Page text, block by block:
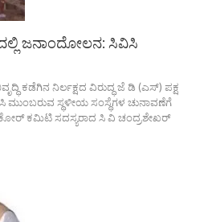
ಜನಾಂದೋಲನ: ಸಿವಿಸಿ
ಕಡೆಗಿನ ನಿರ್ಲಕ್ಷದ ವಿರುದ್ಧ ಜೆ ಡಿ (ಎಸ್) ಪಕ್ಷ
ಮುಂಬರುವ ಸ್ಥಳೀಯ ಸಂಸ್ಥೆಗಳ ಚುನಾವಣೆಗೆ
ಕೋರ್ ಕಮಿಟಿ ಸದಸ್ಯರಾದ ಸಿ ವಿ ಚಂದ್ರಶೇಖರ್